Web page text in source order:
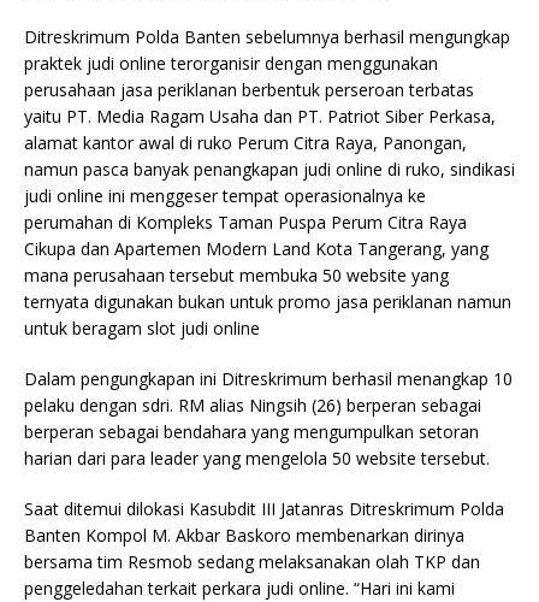
Ditreskrimum Polda Banten sebelumnya berhasil mengungkap
praktek judi online terorganisir dengan menggunakan
perusahaan jasa periklanan berbentuk perseroan terbatas
yaitu PT. Media Ragam Usaha dan PT. Patriot Siber Perkasa,
alamat kantor awal di ruko Perum Citra Raya, Panongan,
namun pasca banyak penangkapan judi online di ruko, sindikasi
judi online ini menggeser tempat operasionalnya ke
perumahan di Kompleks Taman Puspa Perum Citra Raya
Cikupa dan Apartemen Modern Land Kota Tangerang, yang
mana perusahaan tersebut membuka 50 website yang
ternyata digunakan bukan untuk promo jasa periklanan namun
untuk beragam slot judi online
Dalam pengungkapan ini Ditreskrimum berhasil menangkap 10
pelaku dengan sdri. RM alias Ningsih (26) berperan sebagai
berperan sebagai bendahara yang mengumpulkan setoran
harian dari para leader yang mengelola 50 website tersebut.
Saat ditemui dilokasi Kasubdit III Jatanras Ditreskrimum Polda
Banten Kompol M. Akbar Baskoro membenarkan dirinya
bersama tim Resmob sedang melaksanakan olah TKP dan
penggeledahan terkait perkara judi online. “Hari ini kami